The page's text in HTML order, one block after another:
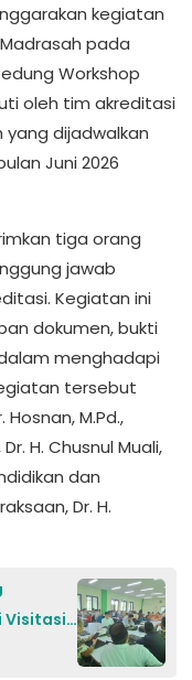
kegiatan
pada
Workshop
oleh tim akreditasi
yang dijadwalkan
Juni 2026
tiga orang
jawab
Kegiatan ini
dokumen, bukti
menghadapi
tersebut
M.Pd.,
H. Chusnul Muali,
dan
Dr. H.
Visitasi